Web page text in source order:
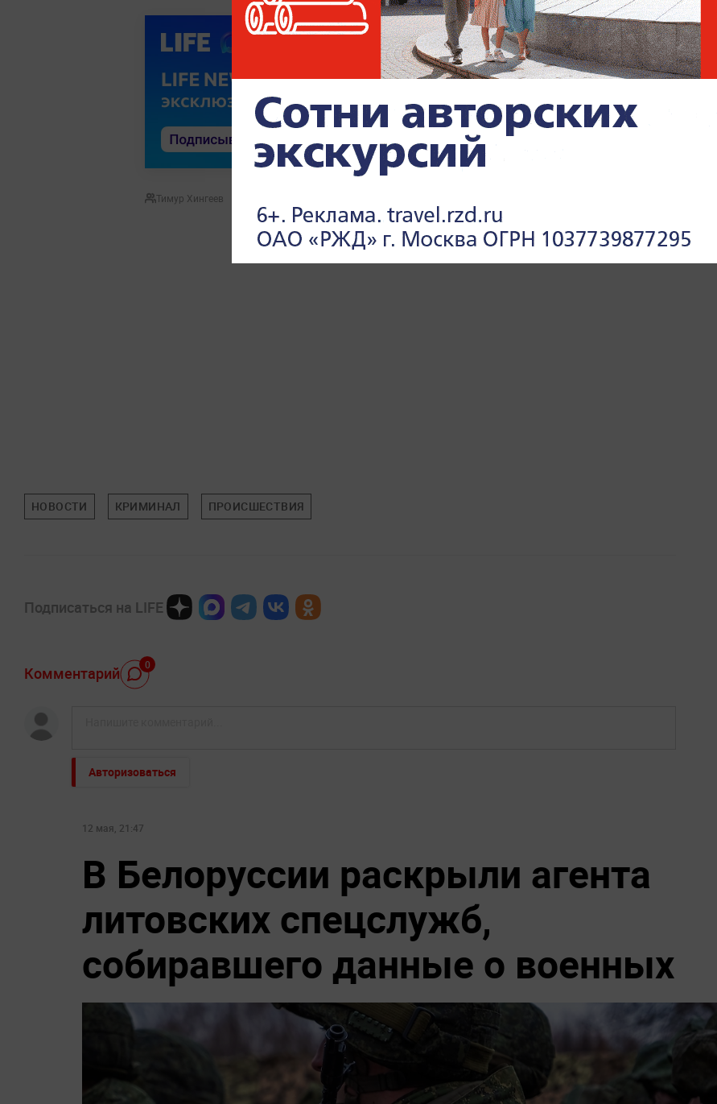
Тимур Хингеев
НОВОСТИ КРИМИНАЛ ПРОИСШЕСТВИЯ
Подписаться на LIFE
Комментарий 0
Авторизоваться
12 мая, 21:47
В Белоруссии раскрыли агента
литовских спецслужб,
собиравшего данные о военных